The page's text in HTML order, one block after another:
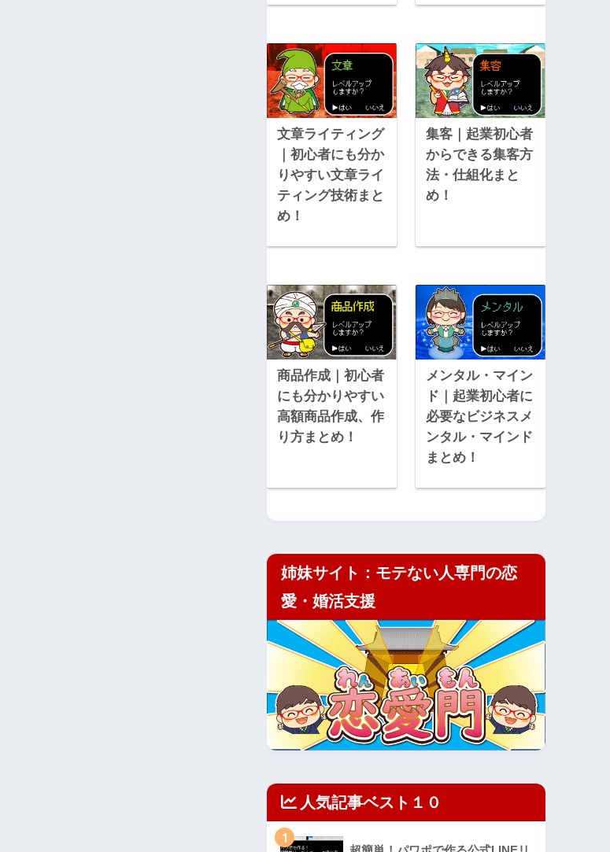
文章ライティング
｜初心者にも分か
りやすい文章ライ
ティング技術まと
め！
集客｜起業初心者
からできる集客方
法・仕組化まと
め！
商品作成｜初心者
にも分かりやすい
高額商品作成、作
り方まとめ！
メンタル・マイン
ド｜起業初心者に
必要なビジネスメ
ンタル・マインド
まとめ！
姉妹サイト：モテない人専門の恋
愛・婚活支援
人気記事ベスト１０
1